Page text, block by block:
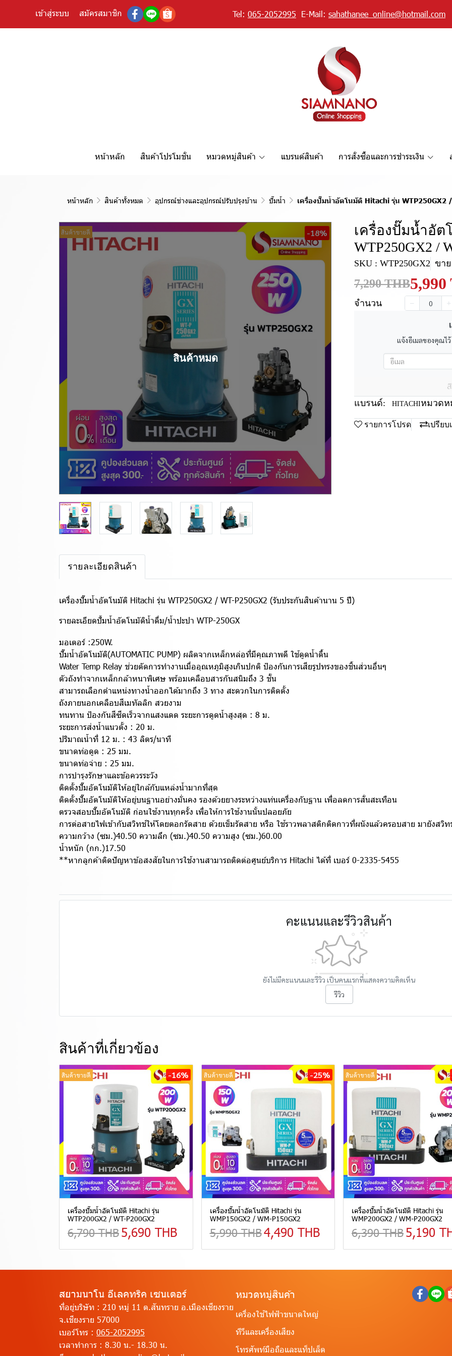
เข้าสู่ระบบ สมัครสมาชิก Tel: 065-2052995 E-Mail: sahathanee_online@hotmail.com
หน้าหลัก สินค้าโปรโมชั่น หมวดหมู่สินค้า แบรนด์สินค้า การสั่งซื้อและการชำระเงิน
หน้าหลัก สินค้าทั้งหมด อุปกรณ์ช่างและอุปกรณ์ปรับปรุงบ้าน ปั๊มน้ำ เครื่องปั๊มน้ำอัตโนมัติ Hitachi รุ่น WTP250GX2
สินค้าขายดี -18%
สินค้าหมด
เครื่องปั๊มน้ำอัต
WTP250GX2 /
SKU : WTP250GX2 ขา
7,290 THB
จำนวน
แจ้งอีเมลของคุณไ
แบรนด์: HITACHIหมวดห
รายการโปรด เปรียบ
รายละเอียดสินค้า
เครื่องปั๊มน้ำอัตโนมัติ Hitachi รุ่น WTP250GX2 / WT-P250GX2 (รับประกันสินค้านาน 5 ปี)
รายละเอียดปั้มน้ำอัตโนมัติน้ำดื่ม/น้ำปะปา WTP-250GX
มอเตอร์ :250W.
ปั๊มน้ำอัตโนมัติ(AUTOMATIC PUMP) ผลิตจากเหล็กหล่อที่มีคุณภาพดี ใช้ดูดน้ำตื้น
Water Temp Relay ช่วยตัดการทำงานเมื่ออุณหภูมิสูงเกินปกติ ป้องกันการเสียรูปทรงของชิ้นส่วนอื่นๆ
ตัวถังทำจากเหล็กกล้าหนาพิเศษ พร้อมเคลือบสารกันสนิมถึง 3 ชั้น
สามารถเลือกตำแหน่งทางน้ำออกได้มากถึง 3 ทาง สะดวกในการติดตั้ง
ถังภายนอกเคลือบสีเมทัลลิก สวยงาม
ทนทาน ป้องกันสีซีดเร็วจากแสงแดด ระยะการดูดน้ำสูงสุด : 8 ม.
ระยะการส่งน้ำแนวตั้ง : 20 ม.
ปริมาณน้ำที่ 12 ม. : 43 ลิตร/นาที
ขนาดท่อดูด : 25 มม.
ขนาดท่อจ่าย : 25 มม.
การบำรุงรักษาและข้อควรระวัง
ติดตั้งปั๊มอัตโนมัติให้อยู่ใกล้กับแหล่งน้ำมากที่สุด
ติดตั้งปั๊มอัตโนมัติให้อยู่บนฐานอย่างมั่นคง รองด้วยยางระหว่างแท่นเครื่องกับฐาน เพื่อลดการสั่นสะเทือน
ตรวจสอบปั๊มอัตโนมัติ ก่อนใช้งานทุกครั้ง เพื่อให้การใช้งานนั้นปลอยภัย
การต่อสายไฟเข้ากับสวิทช์ให้โดยตอกรัดสาย ด้วยเข็มรัดสาย หรือ ใช้ราวพลาสติกติดกาวที่ผนังแล้วครอบสาย มายังสวิ
ความกว้าง (ซม.)40.50 ความลึก (ซม.)40.50 ความสูง (ซม.)60.00
น้ำหนัก (กก.)17.50
**หากลูกค้าติดปัญหาข้อสงสัยในการใช้งานสามารถติดต่อศูนย์บริการ Hitachi ได้ที่ เบอร์ 0-2335-5455
คะแนนและรีวิวสินค้า
ยังไม่มีคะแนนและรีวิว เป็นคนแรกที่แสดงความคิดเห็น
รีวิว
สินค้าที่เกี่ยวข้อง
สินค้าขายดี -16%
เครื่องปั๊มน้ำอัตโนมัติ Hitachi รุ่น
WTP200GX2 / WT-P200GX2
6,790 THB5,690 THB
สินค้าขายดี -25%
เครื่องปั๊มน้ำอัตโนมัติ Hitachi รุ่น
WMP150GX2 / WM-P150GX2
5,990 THB4,490 THB
สินค้าขายดี
เครื่องปั๊มน้ำอัตโนมัติ Hitachi รุ่น
WMP200GX2 / WM-P200GX2
6,390 THB5,190
สยามนาโน อีเลคทริค เซนเตอร์
ที่อยู่บริษัท : 210 หมู่ 11 ต.สันทราย อ.เมืองเชียงราย
จ.เชียงราย 57000
เบอร์โทร : 065-2052995
เวลาทำการ : 8.30 น.- 18.30 น.
หมวดหมู่สินค้า
เครื่องใช้ไฟฟ้าขนาดใหญ่
ทีวีและเครื่องเสียง
โทรศัพท์มือถือและแท็ปเล็ต